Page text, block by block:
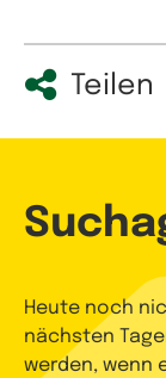
Teilen
Heute noch
nächsten
werden, wenn